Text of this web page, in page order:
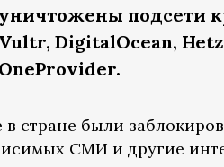
уничтожены подсети
Vultr, DigitalOcean,
OneProvider.
в стране были
СМИ и другие